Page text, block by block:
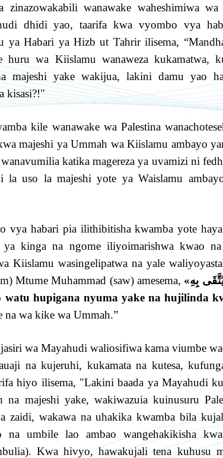
wanawake waheshimiwa
dhidi yao, taarifa kwa vyombo vya
ya Habari ya Hizb ut Tahrir ilisema,
wa Kiislamu wanaweza kukamatwa,
majeshi yake wakijua, lakini damu yao
kisasi?!"
kile wanawake wa Palestina
majeshi ya Ummah wa Kiislamu ambayo
katika magereza ya uvamizi ni
uso la majeshi yote ya Waislamu
vya habari pia ilithibitisha kwamba yote
kinga na ngome iliyoimarishwa kwao na
Kiislamu wasingelipatwa na yale
Mtume Muhammad (saw) amesema,
watu hupigana nyuma yake na hujilinda
na wa kike wa Ummah.”
wa Mayahudi waliosifiwa kama viumbe
na kujeruhi, kukamata na kutesa,
hiyo ilisema, "Lakini baada ya Mayahudi
na majeshi yake, wakiwazuia kuinusuru
zaidi, wakawa na uhakika kwamba bila
umbile lao ambao wangehakikisha
Kwa hivyo, hawakujali tena kuhusu